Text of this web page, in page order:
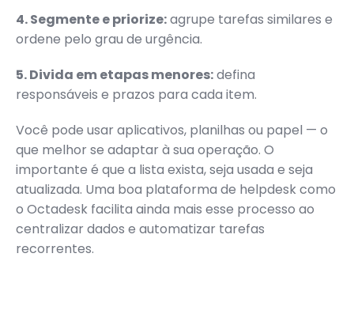
4. Segmente e priorize:agrupe tarefas similares e
ordene pelo grau de urgência.
5. Divida em etapas menores:defina
responsáveis e prazos para cada item.
Você pode usar aplicativos, planilhas ou papel — o
que melhor se adaptar à sua operação. O
importante é que a lista exista, seja usada e seja
atualizada. Uma boa plataforma de helpdesk como
o Octadesk facilita ainda mais esse processo ao
centralizar dados e automatizar tarefas
recorrentes.